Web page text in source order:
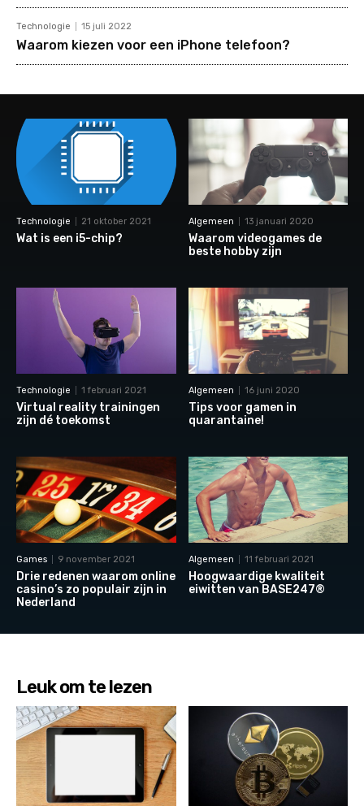
Technologie 15 juli 2022
Waarom kiezen voor een iPhone telefoon?
Technologie 21 oktober 2021
Wat is een i5-chip?
Algemeen 13 januari 2020
Waarom videogames de
beste hobby zijn
Technologie 1 februari 2021
Virtual reality trainingen
zijn dé toekomst
Algemeen 16 juni 2020
Tips voor gamen in
quarantaine!
Games 9 november 2021
Drie redenen waarom online
casino’s zo populair zijn in
Nederland
Algemeen 11 februari 2021
Hoogwaardige kwaliteit
eiwitten van BASE247®
Leuk om te lezen